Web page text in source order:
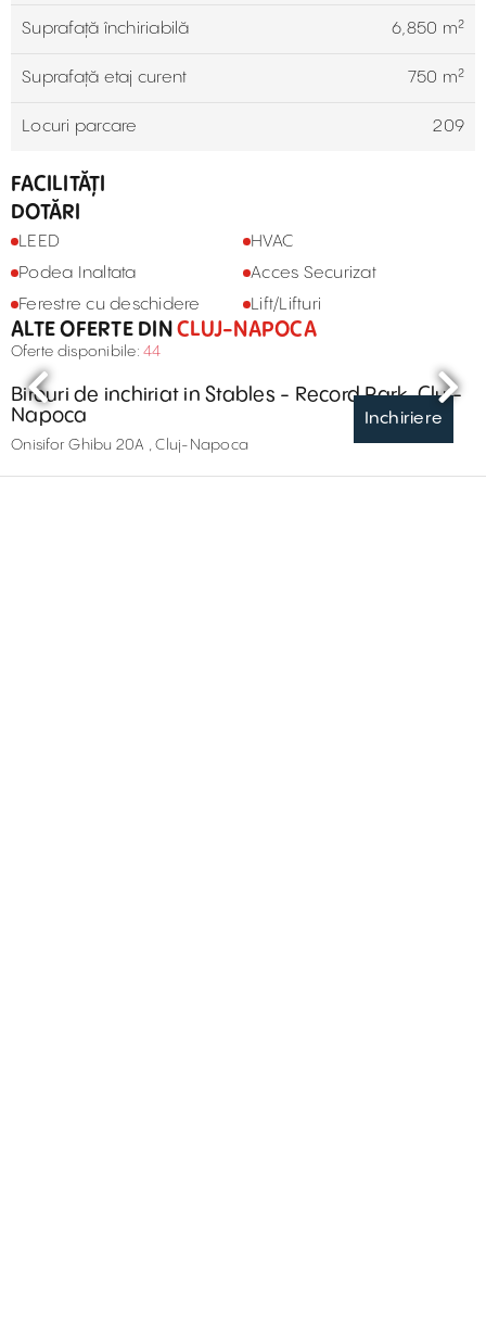
Suprafață închiriabilă 6,850 m²
Suprafață etaj curent 750 m²
Locuri parcare 209
FACILITĂȚI
DOTĂRI
LEED
HVAC
Podea Inaltata
Acces Securizat
Ferestre cu deschidere
Lift/Lifturi
ALTE OFERTE DINCLUJ-NAPOCA
Oferte disponibile: 44
Inchiriere
Birouri de inchiriat in Stables - Record Park, Cluj-
Napoca
Onisifor Ghibu 20A , Cluj-Napoca